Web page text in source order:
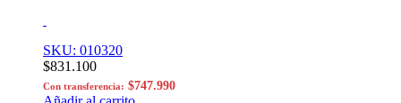
SKU: 010320
$831.100
Con transferencia: $747.990